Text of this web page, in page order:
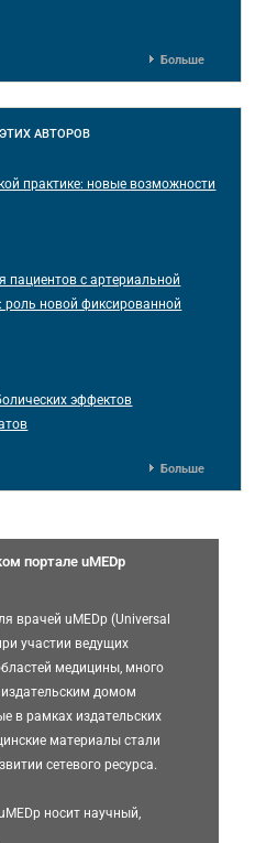
Больше
ЭТИХ АВТОРОВ
практике: новые возможности
пациентов с артериальной
роль новой фиксированной
эффектов
Больше
портале uMEDp
врачей uMEDp (Universal
участии ведущих
медицины, много
домом
в рамках издательских
материалы стали
сетевого ресурса.
носит научный,